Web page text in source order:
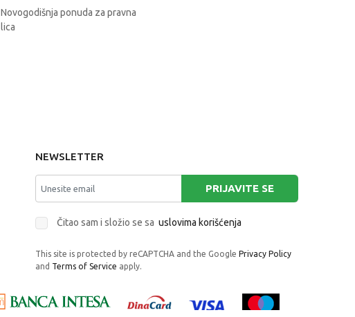
Novogodišnja ponuda za pravna
lica
NEWSLETTER
PRIJAVITE SE
Čitao sam i složio se sa uslovima korišćenja
This site is protected by reCAPTCHA and the Google Privacy Policy
and Terms of Service apply.